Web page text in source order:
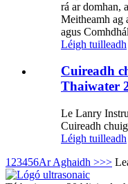
rá ar domhan,
Meitheamh ag
agus
Léigh tuilleadh
Cuireadh
Thaiwater
Le Lanry
Cuireadh
Léigh tuilleadh
1 23456Ar Aghaidh >>>